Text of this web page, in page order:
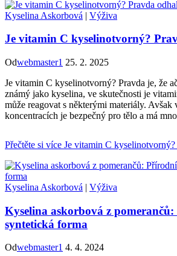
Kyselina Askorbová | Výživa
Je vitamin C kyselinotvorný?
Odwebmaster1 25. 2. 2025
Je vitamin C kyselinotvorný? Pravda je, že
známý jako kyselina, ve skutečnosti je
může reagovat s některými materiály. Avšak
koncentracích je bezpečný pro tělo a má
Přečtěte si více Je vitamin C kyselinotvorný?
Kyselina Askorbová | Výživa
Kyselina askorbová z
syntetická forma
Odwebmaster1 4. 4. 2024